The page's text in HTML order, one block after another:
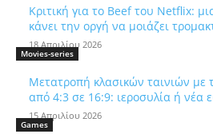
Κριτική για το Beef του Netflix:
κάνει την οργή να μοιάζει
18 Απριλίου 2026
Movies-series
Μετατροπή κλασικών ταινιών με
από 4:3 σε 16:9: ιεροσυλία ή νέα
15 Απριλίου 2026
Games